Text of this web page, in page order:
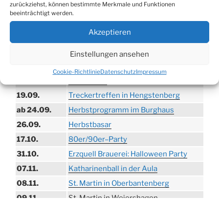
zurückziehst, können bestimmte Merkmale und Funktionen
beeinträchtigt werden.
Akzeptieren
Einstellungen ansehen
Cookie-RichtlinieDatenschutzImpressum
21.06. bis
30.08.
Biergarten-Wochenenden der Erzquell
Brauerei
Trödelmarkt in der Ortsmitte
Sommerfest in Helmerhausen
19.09.
Treckertreffen in Hengstenberg
ab 24.09.
Herbstprogramm im Burghaus
26.09.
Herbstbasar
17.10.
80er/90er–Party
31.10.
Erzquell Brauerei: Halloween Party
07.11.
Katharinenball in der Aula
08.11.
St. Martin in Oberbantenberg
09.11.
St. Martin in Weiershagen